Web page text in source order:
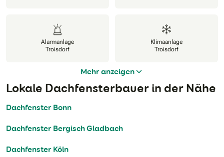
Alarmanlage
Troisdorf
Klimaanlage
Troisdorf
Mehr anzeigen
Lokale Dachfensterbauer in der Nähe
Dachfenster Bonn
Dachfenster Bergisch Gladbach
Dachfenster Köln